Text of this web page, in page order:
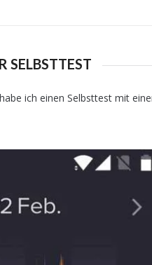
SELBSTTEST
ich einen Selbsttest mit